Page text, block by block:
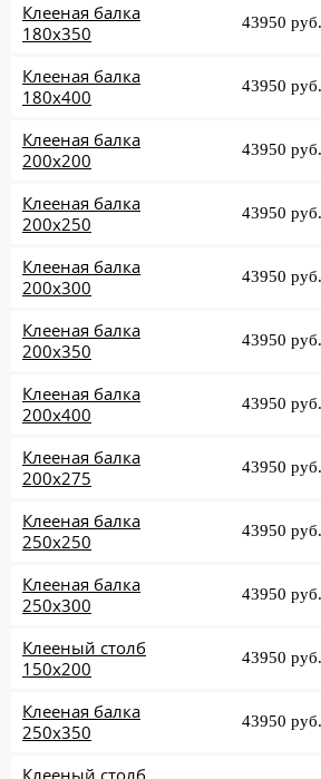
Клееная балка
180x350
43950 руб.
Клееная балка
180x400
43950 руб.
Клееная балка
200x200
43950 руб.
Клееная балка
200x250
43950 руб.
Клееная балка
200x300
43950 руб.
Клееная балка
200x350
43950 руб.
Клееная балка
200x400
43950 руб.
Клееная балка
200x275
43950 руб.
Клееная балка
250x250
43950 руб.
Клееная балка
250x300
43950 руб.
Клееный столб
150x200
43950 руб.
Клееная балка
250x350
43950 руб.
Клееный столб